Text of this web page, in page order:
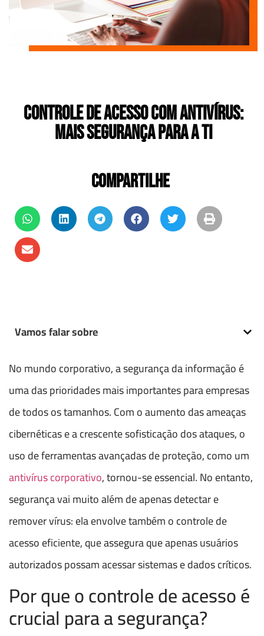
Controle de acesso com antivírus:
mais segurança para a TI
COMPARTILHE
Vamos falar sobre
No mundo corporativo, a segurança da informação é
uma das prioridades mais importantes para empresas
de todos os tamanhos. Com o aumento das ameaças
cibernéticas e a crescente sofisticação dos ataques, o
uso de ferramentas avançadas de proteção, como um
antivírus corporativo, tornou-se essencial. No entanto,
segurança vai muito além de apenas detectar e
remover vírus: ela envolve também o controle de
acesso eficiente, que assegura que apenas usuários
autorizados possam acessar sistemas e dados críticos.
Por que o controle de acesso é
crucial para a segurança?